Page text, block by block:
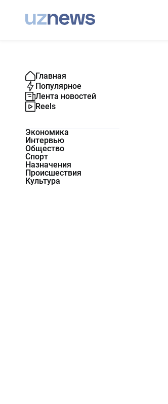
Главная
Популярное
Лента новостей
Reels
Экономика
Интервью
Общество
Спорт
Назначения
Происшествия
Культура